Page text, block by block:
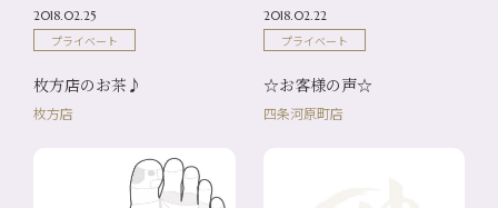
2018.02.25
プライベート
枚方店のお茶♪
枚方店
2018.02.22
プライベート
☆お客様の声☆
四条河原町店